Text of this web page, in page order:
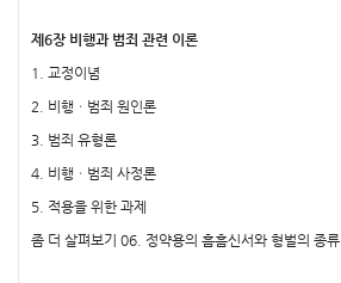
제6장 비행과 범죄 관련 이론
1. 교정이념
2. 비행ㆍ범죄 원인론
3. 범죄 유형론
4. 비행ㆍ범죄 사정론
5. 적용을 위한 과제
좀 더 살펴보기 06. 정약용의 흠흠신서와 형벌의 종류